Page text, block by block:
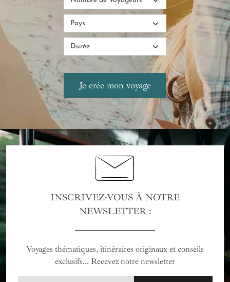
INSCRIVEZ-VOUS À NOTRE
NEWSLETTER :
Voyages thématiques, itinéraires originaux et conseils
exclusifs... Recevez notre newsletter